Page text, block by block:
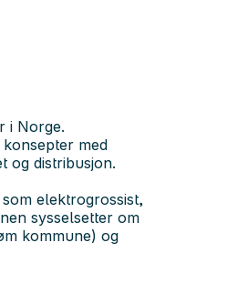
i Norge.
med
og distribusjon.
elektrogrossist,
sysselsetter om
kommune) og